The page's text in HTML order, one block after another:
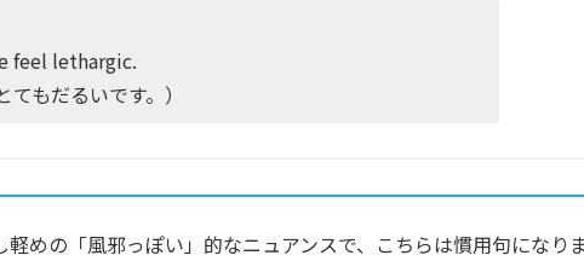
feel lethargic.
もだるいです。）
めの「風邪っぽい」的なニュアンスで、こちらは慣用句になり